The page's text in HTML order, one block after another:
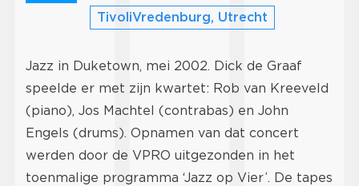
TivoliVredenburg, Utrecht
Jazz in Duketown, mei 2002. Dick de Graaf
speelde er met zijn kwartet: Rob van Kreeveld
(piano), Jos Machtel (contrabas) en John
Engels (drums). Opnamen van dat concert
werden door de VPRO uitgezonden in het
toenmalige programma ‘Jazz op Vier’. De tapes